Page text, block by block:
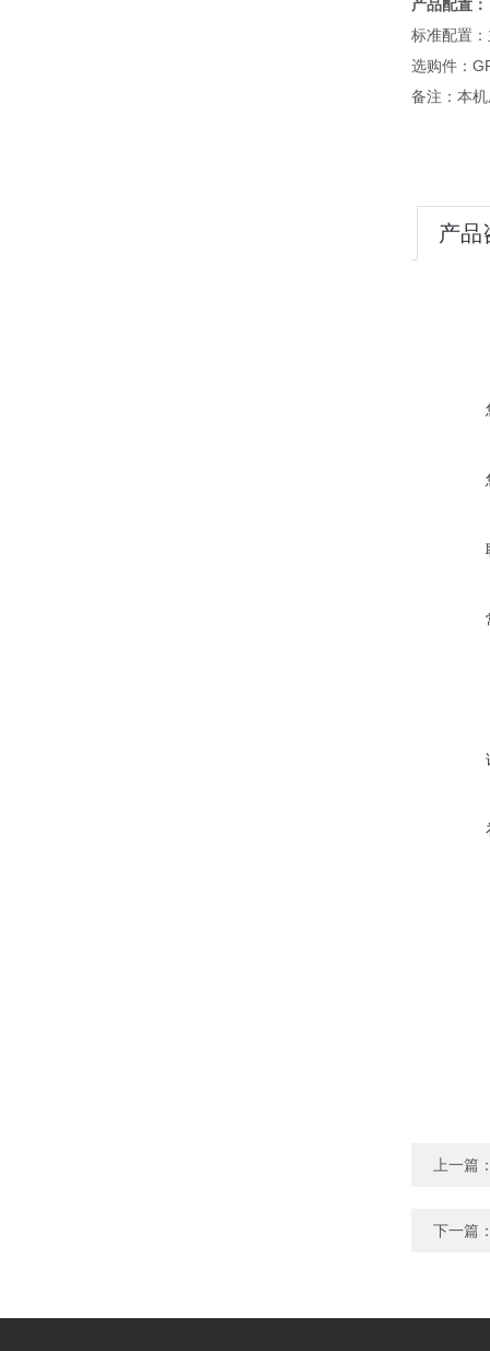
产品配置：
标准配置
选购件：
备注：本
产品
上一篇
下一篇